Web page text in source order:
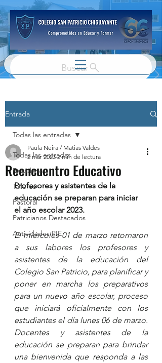
Buscar
Entrada
Todas las entradas
Parvulario
Talleres
Pastoral
Patricianos Destacados
Actividades PIE
Todas las entradas
Reencuentro Educativo
Paula Neira / Matias Valdes
2 mar 2023 2 min de lectura
Profesores y asistentes de la
educación se preparan para iniciar
el año escolar 2023.
El miércoles 01 de marzo retornaron
a sus labores los profesores y
asistentes de la educación del
Colegio San Patricio, para planificar y
poner en marcha los preparativos
para un nuevo año escolar, proceso
que iniciará oficialmente con los
estudiantes el día lunes 06 de marzo.
Docentes y asistentes de la
educación se preparan para brindar
una bienvenida que responda a las